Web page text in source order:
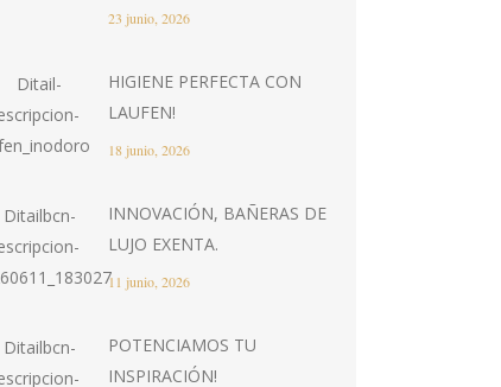
23 junio, 2026
HIGIENE PERFECTA CON
LAUFEN!
18 junio, 2026
INNOVACIÓN, BAÑERAS DE
LUJO EXENTA.
11 junio, 2026
POTENCIAMOS TU
INSPIRACIÓN!